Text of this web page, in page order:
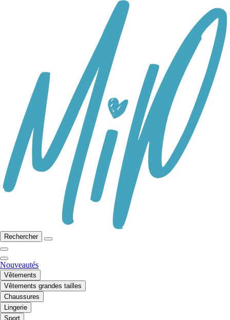
Rechercher
Nouveautés
Vêtements
Vêtements grandes tailles
Chaussures
Lingerie
Sport